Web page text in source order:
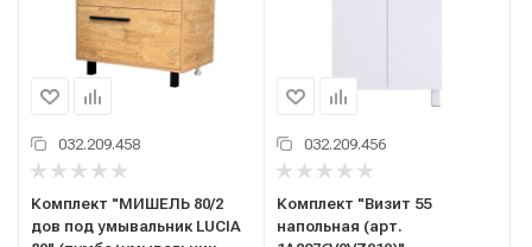
032.209.458
Комплект "МИШЕЛЬ 80/2
дов под умывальник LUCIA
032.209.456
Комплект "Визит 55
напольная (арт.